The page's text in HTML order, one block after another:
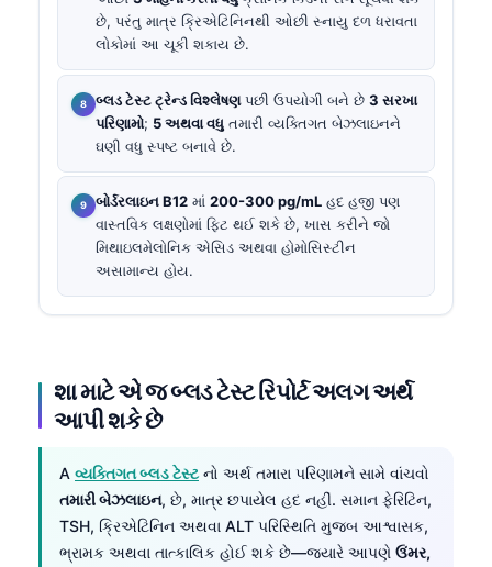
છે, પરંતુ માત્ર ક્રિએટિનિનથી ઓછી સ્નાયુ દળ ધરાવતા
લોકોમાં આ ચૂકી શકાય છે.
બ્લડ ટેસ્ટ ટ્રેન્ડ વિશ્લેષણપછી ઉપયોગી બને છે 3 સરખા
પરિણામો; 5 અથવા વધુ તમારી વ્યક્તિગત બેઝલાઇનને
ઘણી વધુ સ્પષ્ટ બનાવે છે.
બોર્ડરલાઇન B12 માં 200-300 pg/mL હદ હજી પણ
વાસ્તવિક લક્ષણોમાં ફિટ થઈ શકે છે, ખાસ કરીને જો
મિથાઇલમેલોનિક એસિડ અથવા હોમોસિસ્ટીન
અસામાન્ય હોય.
શા માટે એ જ બ્લડ ટેસ્ટ રિપોર્ટ અલગ અર્થ
આપી શકે છે
A વ્યક્તિગત બ્લડ ટેસ્ટનો અર્થ તમારા પરિણામને સામે વાંચવો
તમારી બેઝલાઇન, છે, માત્ર છપાયેલ હદ નહીં. સમાન ફેરિટિન,
TSH, ક્રિએટિનિન અથવા ALT પરિસ્થિતિ મુજબ આશ્વાસક,
ભ્રામક અથવા તાત્કાલિક હોઈ શકે છે—જ્યારે આપણે ઉંમર,